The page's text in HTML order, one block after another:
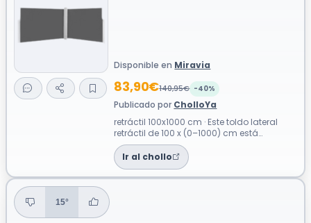
Disponible en Miravia
83,90€140,95€ -40%
Publicado por CholloYa
retráctil 100x1000 cm · Este toldo lateral
retráctil de 100 x (0–1000) cm está
pensado para crear una separación visu...
Ir al chollo
15°